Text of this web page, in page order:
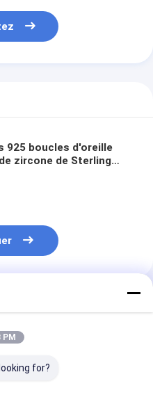
925 boucles d'oreille
zircone de Sterling
PM
for?